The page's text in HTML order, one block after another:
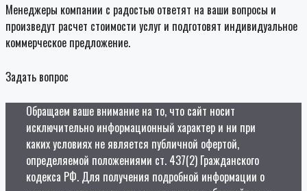
Менеджеры компании с радостью ответят на ваши вопросы и
произведут расчет стоимости услуг и подготовят индивидуальное
коммерческое предложение.
Задать вопрос
Обращаем ваше внимание на то, что сайт носит
исключительно информационный характер и ни при
каких условиях не является публичной офертой,
определяемой положениями ст. 437(2) Гражданского
кодекса РФ. Для получения подробной информации о